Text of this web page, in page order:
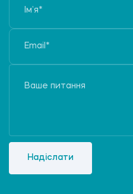
Надіслати